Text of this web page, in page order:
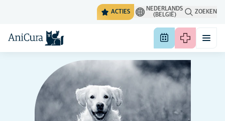
ACTIES
NEDERLANDS
(BELGIË)
ZOEKEN